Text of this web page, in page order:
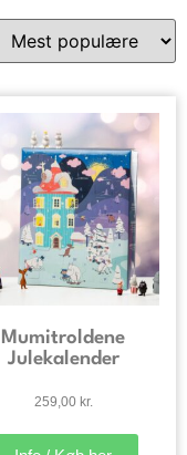
Mumitroldene
Julekalender
259,00 kr.